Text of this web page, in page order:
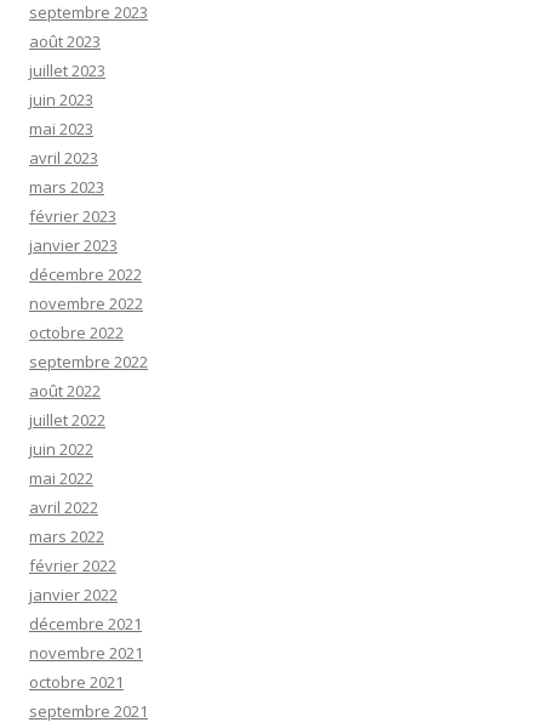
septembre 2023
août 2023
juillet 2023
juin 2023
mai 2023
avril 2023
mars 2023
février 2023
janvier 2023
décembre 2022
novembre 2022
octobre 2022
septembre 2022
août 2022
juillet 2022
juin 2022
mai 2022
avril 2022
mars 2022
février 2022
janvier 2022
décembre 2021
novembre 2021
octobre 2021
septembre 2021